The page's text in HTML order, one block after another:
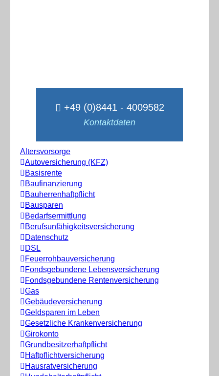
+49 (0)8441 - 4009582
Kontaktdaten
Altersvorsorge
Autoversicherung (KFZ)
Basisrente
Baufinanzierung
Bauherrenhaftpflicht
Bausparen
Bedarfsermittlung
Berufs­unfähigkeitsversicherung
Datenschutz
DSL
Feuerrohbauversicherung
Fondsgebundene Lebensversicherung
Fondsgebundene Rentenversicherung
Gas
Gebäudeversicherung
Geldsparen im Leben
Gesetzliche Krankenversicherung
Girokonto
Grundbesitzerhaftpflicht
Haftpflichtversicherung
Hausratversicherung